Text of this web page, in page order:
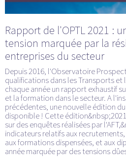
Rapport de l'OPTL 2021 :
tension marquée par la
entreprises du secteur
Depuis 2016, l'Observatoire
qualifications dans les Transports et
chaque année un rapport exhaustif
et la formation dans le secteur. A
précédentes, une nouvelle édition
disponible ! Cette
sur des enquêtes réalisées par
indicateurs relatifs aux
aux formations dispensées, et aux
année marquée par des tensions